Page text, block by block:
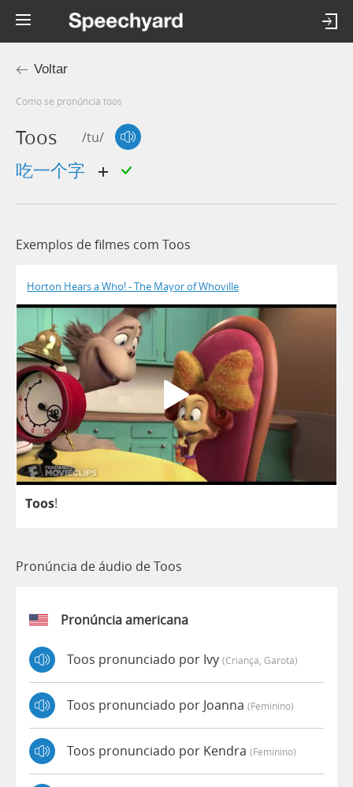
Voltar
Como se pronúncia toos
Toos /tu/
吃一个字
Exemplos de filmes com Toos
Horton Hears a Who! - The Mayor of Whoville
Toos!
Pronúncia de áudio de Toos
Pronúncia americana
Toos pronunciado por Ivy (criança, Garota)
Toos pronunciado por Joanna (feminino)
Toos pronunciado por Kendra (feminino)